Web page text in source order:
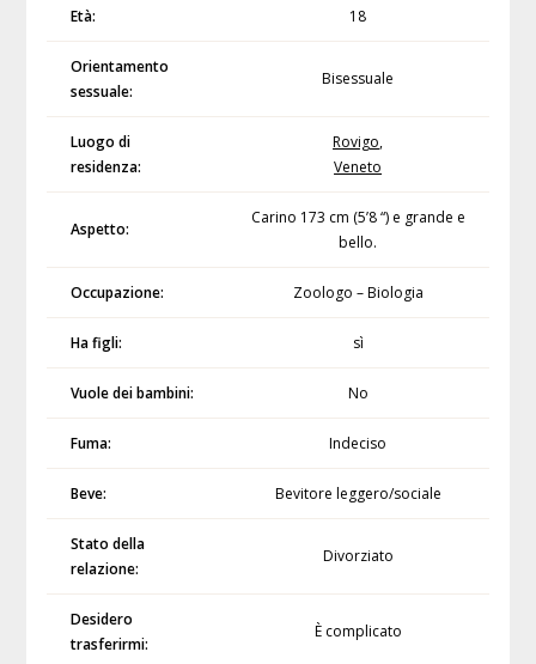
Età: 18
Orientamento
sessuale:
Bisessuale
Luogo di
residenza:
Rovigo,
Veneto
Aspetto:
Carino 173 cm (5’8 “) e grande e
bello.
Occupazione: Zoologo – Biologia
Ha figli: sì
Vuole dei bambini: No
Fuma: Indeciso
Beve: Bevitore leggero/sociale
Stato della
relazione:
Divorziato
Desidero
trasferirmi:
È complicato